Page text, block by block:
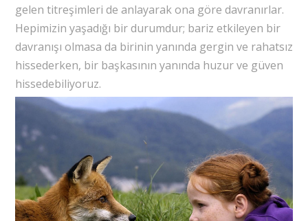
gelen titreşimleri de anlayarak ona göre davranırlar.
Hepimizin yaşadığı bir durumdur; bariz etkileyen bir
davranışı olmasa da birinin yanında gergin ve rahatsız
hissederken, bir başkasının yanında huzur ve güven
hissedebiliyoruz.